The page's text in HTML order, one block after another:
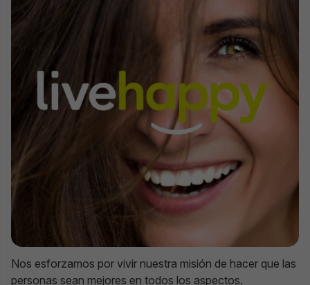
Nos esforzamos por vivir nuestra misión de hacer que las
personas sean mejores en todos los aspectos.